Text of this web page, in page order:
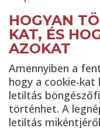
HOGYAN
KAT, ÉS
AZOKAT
Amennyiben a
hogy a cookie-
letiltás
történhet. A
letiltás